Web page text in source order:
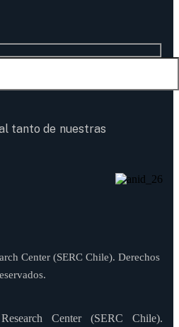
tanto de nuestras
Center (SERC Chile). Derechos
Center (SERC Chile).